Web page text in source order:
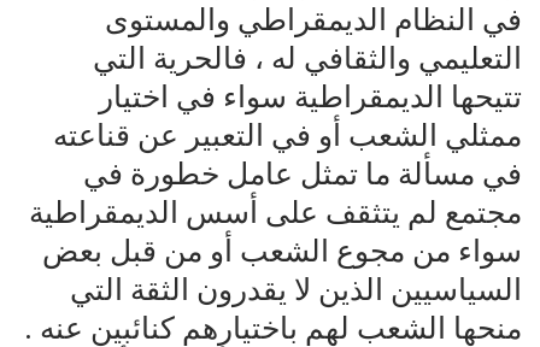
في النظام الديمقراطي والمستوى
التعليمي والثقافي له ، فالحرية التي
تتيحها الديمقراطية سواء في اختيار
ممثلي الشعب أو في التعبير عن قناعته
في مسألة ما تمثل عامل خطورة في
مجتمع لم يتثقف على أسس الديمقراطية
سواء من مجوع الشعب أو من قبل بعض
السياسيين الذين لا يقدرون الثقة التي
منحها الشعب لهم باختيارهم كنائبين عنه .